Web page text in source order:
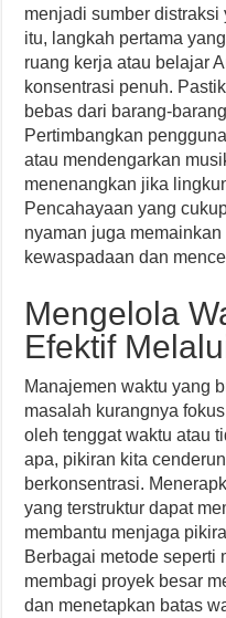
menjadi sumber
itu, langkah pertama
ruang kerja atau belajar
konsentrasi penuh.
bebas dari barang-
Pertimbangkan
atau mendengarkan
menenangkan jika
Pencahayaan yang
nyaman juga
kewaspadaan dan
Mengelola
Efektif
Manajemen waktu yang
masalah kurangnya
oleh tenggat waktu atau
apa, pikiran kita
berkonsentrasi.
yang terstruktur dapat
membantu menjaga
Berbagai metode seperti
membagi proyek besar
dan menetapkan batas